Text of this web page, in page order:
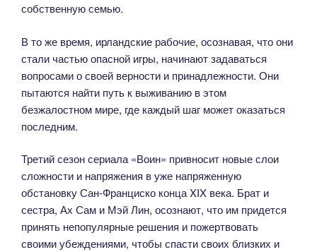
собственную семью.
В то же время, ирландские рабочие, осознавая, что они
стали частью опасной игры, начинают задаваться
вопросами о своей верности и принадлежности. Они
пытаются найти путь к выживанию в этом
безжалостном мире, где каждый шаг может оказаться
последним.
Третий сезон сериала «Воин» привносит новые слои
сложности и напряжения в уже напряженную
обстановку Сан-Франциско конца XIX века. Брат и
сестра, Ах Сам и Мэй Лин, осознают, что им придется
принять непопулярные решения и пожертвовать
своими убеждениями, чтобы спасти своих близких и